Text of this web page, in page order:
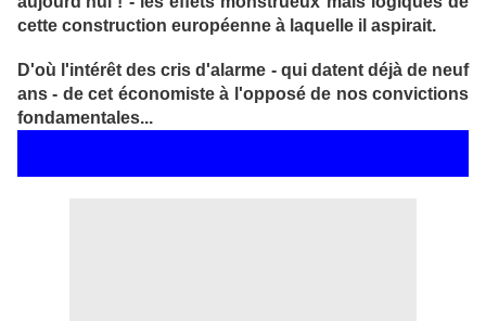
cette construction européenne à laquelle il aspirait.
D'où l'intérêt des cris d'alarme - qui datent déjà de neuf
ans - de cet économiste à l'opposé de nos convictions
fondamentales...